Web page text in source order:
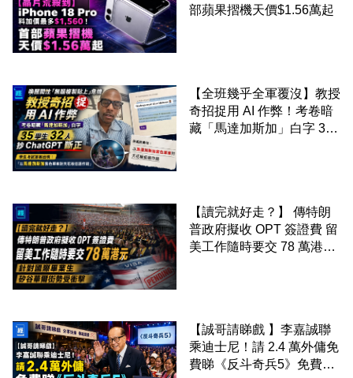
部蘋果摺機天價$1.56萬起
【全班幾乎全軍覆沒】教授
奇招捉用 AI 作弊！考卷暗
藏「馬達加斯加」白字 35
【讀完就好走？】 傳特朗
普政府擬收 OPT 簽證費 留
美工作隨時要交 78 萬港元
【誠哥請睇戲 】李嘉誠聯
乘迪士尼！請 2.4 萬外傭免
費睇《反斗奇兵5》免費包